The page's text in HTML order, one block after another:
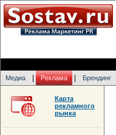
Медиа Реклама Брендинг
Карта
рекламного
рынка